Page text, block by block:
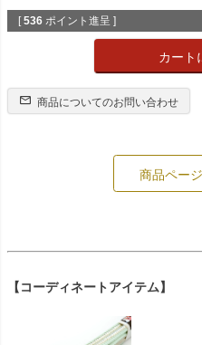
[ 536 ポイント進呈 ]
カート
商品についてのお問い合わせ
商品ペー
【コーディネートアイテム】